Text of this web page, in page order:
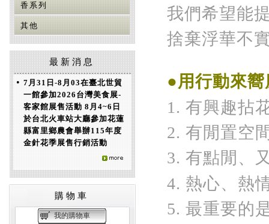
香系列
其他
最新消息
• 7月31日-8月03在臺北世貿
一館參加2026台灣美食展-
客家館展售活動 8月4~6日
於台北火車站大廳參加花蓮
縣富里鄉農會舉辦115年度
金針花季展售行銷活動
購物車
我的購物車
我們希望能
捨棄浮華不
●用行動來
1. 有興趣拈
2. 有閒置空
3. 有點閒、
4. 熱心、熱
5. 最重要的